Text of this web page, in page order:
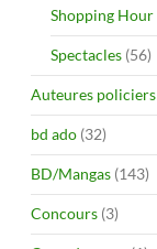
Shopping Hour
Spectacles (56)
Auteures policiers
bd ado (32)
BD/Mangas (143)
Concours (3)